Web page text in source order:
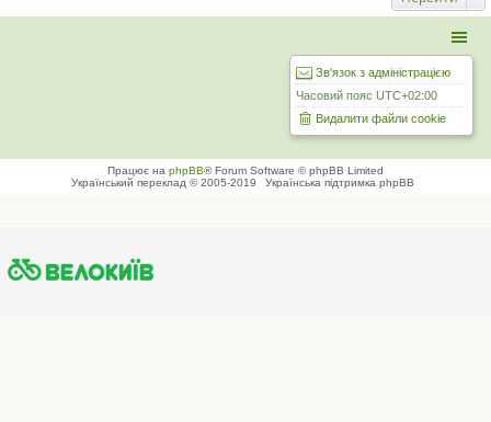
Зв'язок з адміністрацією
Часовий пояс UTC+02:00
Видалити файли cookie
Працює на phpBB® Forum Software © phpBB Limited
Український переклад © 2005-2019
Українська підтримка phpBB